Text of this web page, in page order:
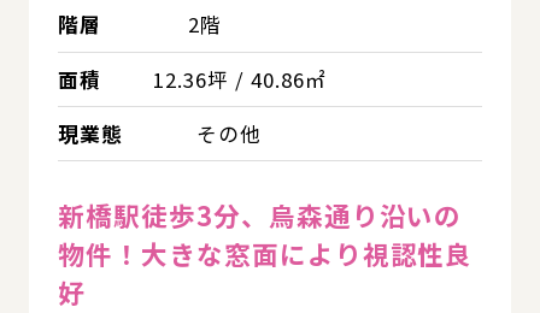
階層
2階
面積
12.36坪 / 40.86㎡
現業態
その他
新橋駅徒歩3分、烏森通り沿いの
物件！大きな窓面により視認性良
好